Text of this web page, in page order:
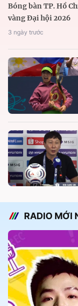
Bóng bàn TP. Hồ
vàng Đại hội 2026
3 ngày trước
RADIO MỚI